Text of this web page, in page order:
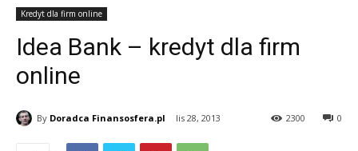
Kredyt dla firm online
Idea Bank – kredyt dla firm
online
By Doradca Finansosfera.pl lis 28, 2013 0
2300